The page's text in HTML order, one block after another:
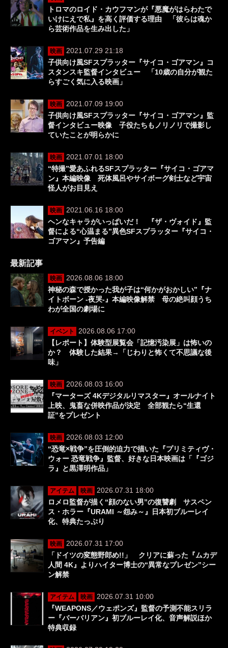
トロマのロイド・カウフマンが『悪魔がはらわたで
いけにえで私』を高く評価する理由 「彼らは魂か
ら芸術作品を生み出した」
映画
2021.07.29 21:18
子供向け風SFスプラッター『サイコ・ゴアマン』コ
スタンスキ監督インタビュー 「10歳の自分が観た
らすごく気に入る映画」
映画
2021.07.09 19:00
子供向け風SFスプラッター『サイコ・ゴアマン』監
督インタビュー映像 子役たちもノリノリで撮影し
ていたことが明らかに
映画
2021.07.01 18:00
“特撮”愛あふれるSFスプラッター『サイコ・ゴアマ
ン』本編映像 死体風呂やサイボーグ剣士など宇宙
怪人がお目見え
映画
2021.06.16 18:00
ヘンなキャラがいっぱいだ！ 『ザ・ヴォイド』監
督による“心温まる”異色SFスプラッター『サイコ・
ゴアマン』予告編
最新記事
映画
2026.08.06 18:00
神秘の森で授かった我が子は“何かがおかしい”『ナ
イトボーン -夜哭-』本編映像解禁 母の絶叫顔うち
わが全国の劇場に
イベント
2026.08.06 17:00
【レポート】体験型展覧会「記憶汚染展」は怖いの
か？ 体験した結果→「じわりと怖くて不思議な後
味」
映画
2026.08.03 16:00
『マーターズ 4Kデジタルリマスター』オールナイト
上映、鬼畜な併映作品が決定 全部観たら“生還
証”をプレゼント
映画
2026.08.03 12:00
“恐竜×戦争”を圧倒的迫力で描いた『プリミティヴ・
ウォー 恐竜戦争』監督、好きな日本映画は「『ゴジ
ラ』と黒澤明作品」
アイテム 映画
2026.07.31 18:00
ロメロ監督が描く“顔のない男”の復讐劇 サスペン
ス・ホラー『URAMI ～怨み～』日本初ブルーレイ
化、特典たっぷり
映画
2026.07.31 17:00
「ドイツの変態野郎め!!」 クリアに蘇った『ムカデ
人間 4K』よりハイター博士の“異常なプレゼン”シー
ン解禁
アイテム 映画
2026.07.31 10:00
『WEAPONS／ウェポンズ』監督の予測不能スリラ
ー『バーバリアン』初ブルーレイ化、音声解説ほか
特典収録